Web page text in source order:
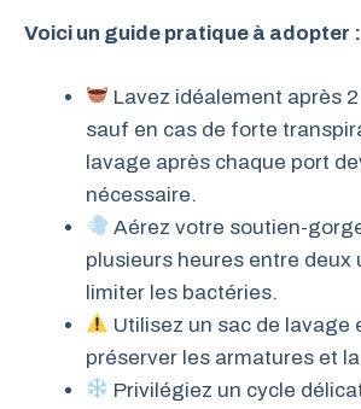
Voici un guide pratique à adopter :
Lavez idéalement après
sauf en cas de forte
lavage après chaque port
nécessaire.
Aérez votre soutien-
plusieurs heures entre deux
limiter les bactéries.
Utilisez un sac de lavage
préserver les armatures et
Privilégiez un cycle